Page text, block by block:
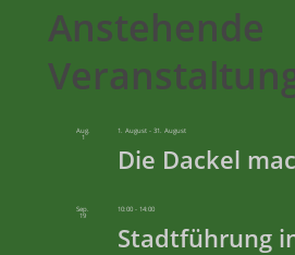
Anstehende
Aug.
1
1. August -31. August
Die Dackel
Sep.
19
10:00 -14:00
Stadtführung